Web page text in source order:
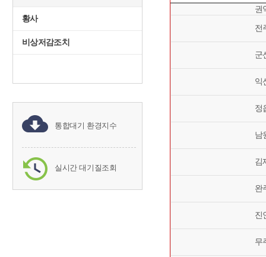
황사
비상저감조치
통합대기 환경지수
실시간 대기질조회
권
전
군
익
정
남
김
완
진
무